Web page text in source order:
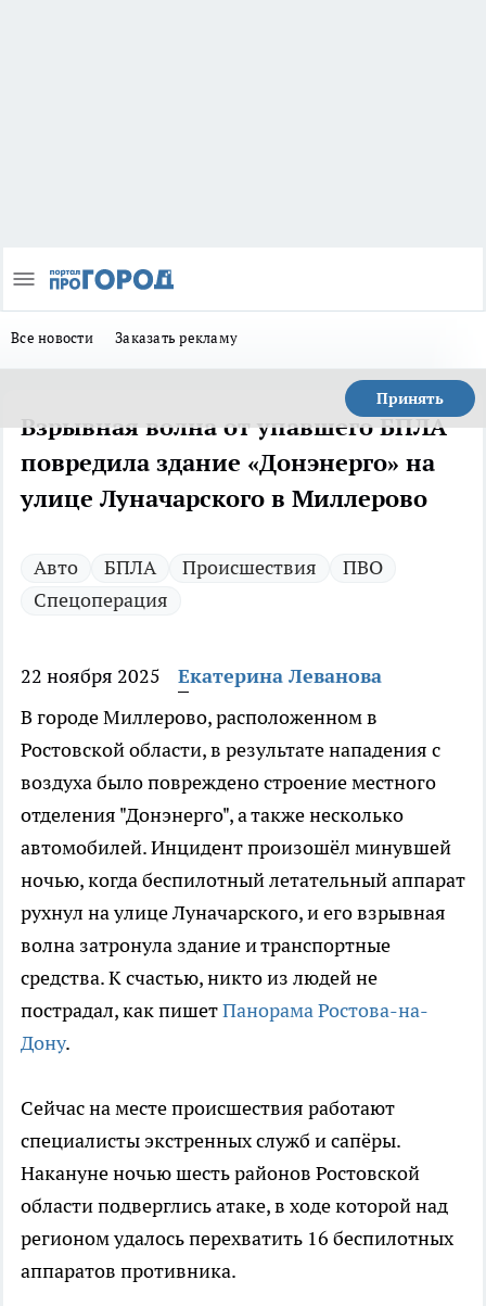
Все новости Заказать рекламу
Принять
Взрывная волна от упавшего БПЛА
повредила здание «Донэнерго» на
улице Луначарского в Миллерово
Авто БПЛА Происшествия
ПВО
Спецоперация
22 ноября 2025
Екатерина Леванова
В городе Миллерово, расположенном в
Ростовской области, в результате нападения с
воздуха было повреждено строение местного
отделения "Донэнерго", а также несколько
автомобилей. Инцидент произошёл минувшей
ночью, когда беспилотный летательный аппарат
рухнул на улице Луначарского, и его взрывная
волна затронула здание и транспортные
средства. К счастью, никто из людей не
пострадал, как пишетПанорама Ростова-на-
Дону.
Сейчас на месте происшествия работают
специалисты экстренных служб и сапёры.
Накануне ночью шесть районов Ростовской
области подверглись атаке, в ходе которой над
регионом удалось перехватить 16 беспилотных
аппаратов противника.